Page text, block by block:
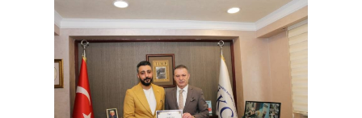
ihracatına katkı sağlıyor